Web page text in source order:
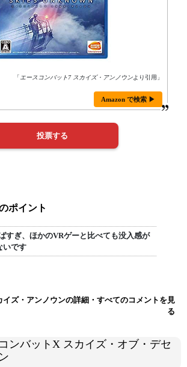
「 エースコンバット7 スカイズ・アンノウンより引用」
Amazon で検索 ▶
ポイント
すぎ、ほかのVRゲーと比べても没入感が
いです
イズ・アンノウンの詳細・すべてのコメントを見
る
ンバットX スカイズ・オブ・デセ